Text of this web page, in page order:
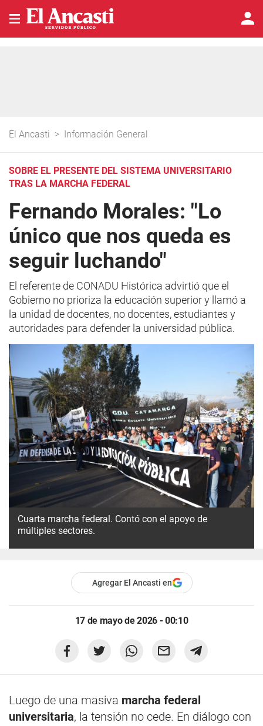
El Ancasti > Información General
SOBRE EL PRESENTE DEL SISTEMA UNIVERSITARIO
TRAS LA MARCHA FEDERAL
Fernando Morales: "Lo
único que nos queda es
seguir luchando"
El referente de CONADU Histórica advirtió que el
Gobierno no prioriza la educación superior y llamó a
la unidad de docentes, no docentes, estudiantes y
autoridades para defender la universidad pública.
Cuarta marcha federal. Contó con el apoyo de
múltiples sectores.
Agregar El Ancasti en
17 de mayo de 2026 - 00:10
Luego de una masiva marcha federal
universitaria, la tensión no cede. En diálogo con